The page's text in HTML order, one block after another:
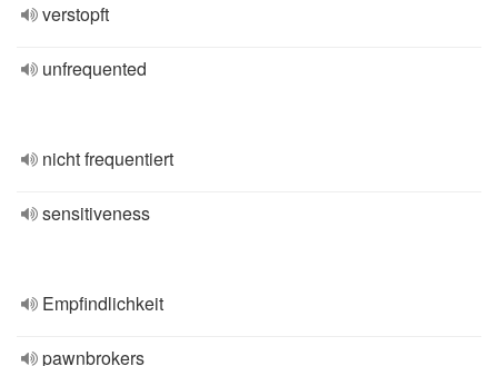
verstopft
unfrequented
nicht frequentiert
sensitiveness
Empfindlichkeit
pawnbrokers